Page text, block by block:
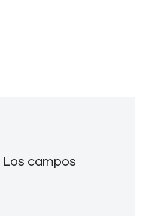
Los campos